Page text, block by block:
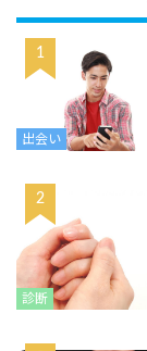
出会い
診断